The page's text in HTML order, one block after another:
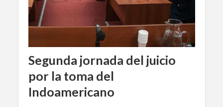
Segunda jornada del juicio
por la toma del
Indoamericano